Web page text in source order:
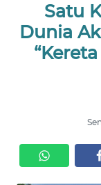
Satu
Dunia
NASIONAL
DAERAH
EKUIN